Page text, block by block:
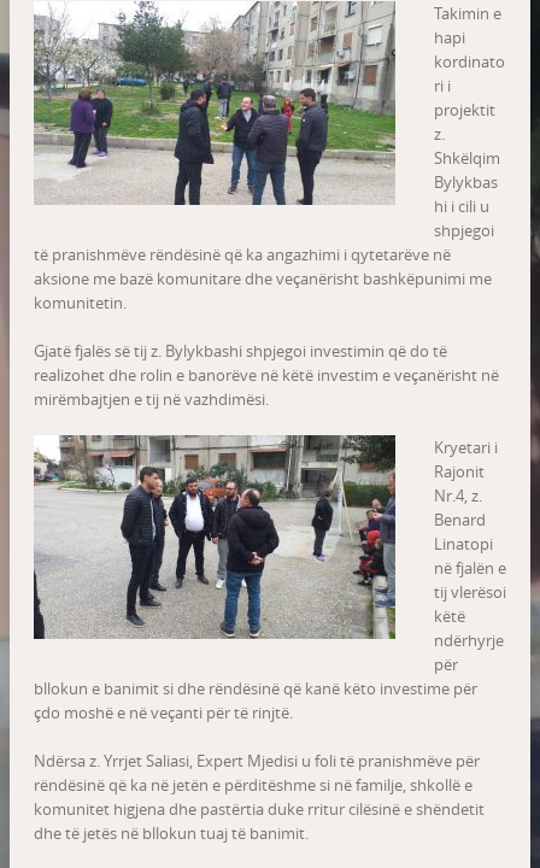
Takimin e
hapi
kordinato
ri i
projektit
z.
Shkëlqim
Bylykbas
hi i cili u
shpjegoi
të pranishmëve rëndësinë që ka angazhimi i qytetarëve në
aksione me bazë komunitare dhe veçanërisht bashkëpunimi me
komunitetin.
Gjatë fjalës së tij z. Bylykbashi shpjegoi investimin që do të
realizohet dhe rolin e banorëve në këtë investim e veçanërisht në
mirëmbajtjen e tij në vazhdimësi.
Kryetari i
Rajonit
Nr.4, z.
Benard
Linatopi
në fjalën e
tij vlerësoi
këtë
ndërhyrje
për
bllokun e banimit si dhe rëndësinë që kanë këto investime për
çdo moshë e në veçanti për të rinjtë.
Ndërsa z. Yrrjet Saliasi, Expert Mjedisi u foli të pranishmëve për
rëndësinë që ka në jetën e përditëshme si në familje, shkollë e
komunitet higjena dhe pastërtia duke rritur cilësinë e shëndetit
dhe të jetës në bllokun tuaj të banimit.